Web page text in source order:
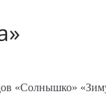
«Солнышко»